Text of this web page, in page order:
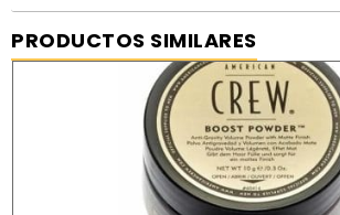
PRODUCTOS SIMILARES